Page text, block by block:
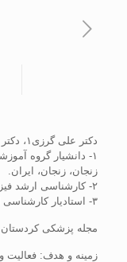
دکتر علی گرزی۱، دکتر لیلا طاهرخانی ۲، دکتر احمد رحمانی۳
۱- دانشیار گروه
زنجان، زنجان، ایران.
۲- کارشناسی ارشد فیزیولوژی ورزشی دانشگاه زنجان ،
۳- استادیار کارشناسی ارشد فیزیولوژی ورزشی دانشگاه زنجان
مجله پزشکی کردستان
زمینه و هدف: فعالیت